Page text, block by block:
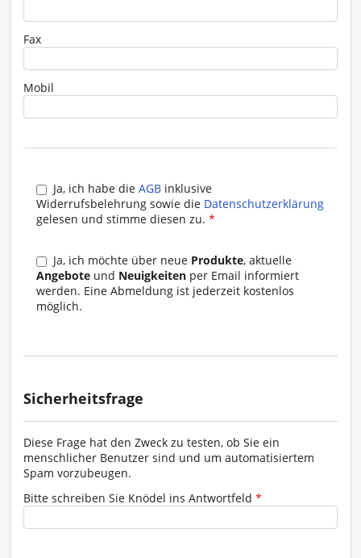
Fax
Mobil
I. Vertragsschluss
gegenwärtigen und zukünftigen
Geschäftsbeziehungen zwischen Rosa Moser und
den Kunden.
(2) Abweichende, entgegenstehende oder
Vertragsbestandteil, es sei denn, ihrer Geltung wird
zugestimmt. Gibt der Kunde eine Bestellung ab und
erklärt in dieser Bestellung seine Allgemeinen
Geschäftsbedingungen für geltend, gilt die faktische
Erfüllung bzw. Ausführung dieser Bestellung
ausdrücklich nicht als Zustimmung zur Geltung der
Allgemeinen Geschäftsbedingungen des Kunden.
Auch in diesem Fall gelten ausschließlich die
Allgemeinen Geschäftsbedingungen seitens Rosa
ausdrücklich schriftlich zugestimmt hat.
Ja, ich habe die AGB inklusive
Widerrufsbelehrung sowie die Datenschutzerklärung
gelesen und stimme diesen zu. *
Ja, ich möchte über neue Produkte, aktuelle
Angebote und Neuigkeiten per Email informiert
werden. Eine Abmeldung ist jederzeit kostenlos
möglich.
Sicherheitsfrage
Diese Frage hat den Zweck zu testen, ob Sie ein
menschlicher Benutzer sind und um automatisiertem
Spam vorzubeugen.
Bitte schreiben Sie Knödel ins Antwortfeld *